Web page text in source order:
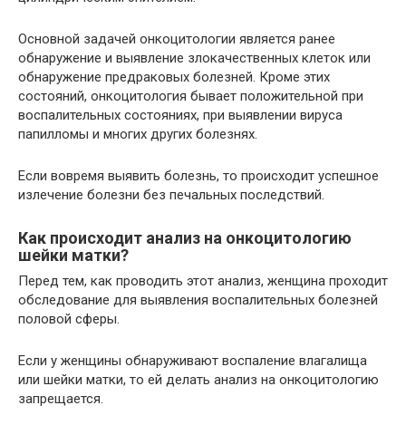
Основной задачей онкоцитологии является ранее
обнаружение и выявление злокачественных клеток или
обнаружение предраковых болезней. Кроме этих
состояний, онкоцитология бывает положительной при
воспалительных состояниях, при выявлении вируса
папилломы и многих других болезнях.
Если вовремя выявить болезнь, то происходит успешное
излечение болезни без печальных последствий.
Как происходит анализ на онкоцитологию
шейки матки?
Перед тем, как проводить этот анализ, женщина проходит
обследование для выявления воспалительных болезней
половой сферы.
Если у женщины обнаруживают воспаление влагалища
или шейки матки, то ей делать анализ на онкоцитологию
запрещается.